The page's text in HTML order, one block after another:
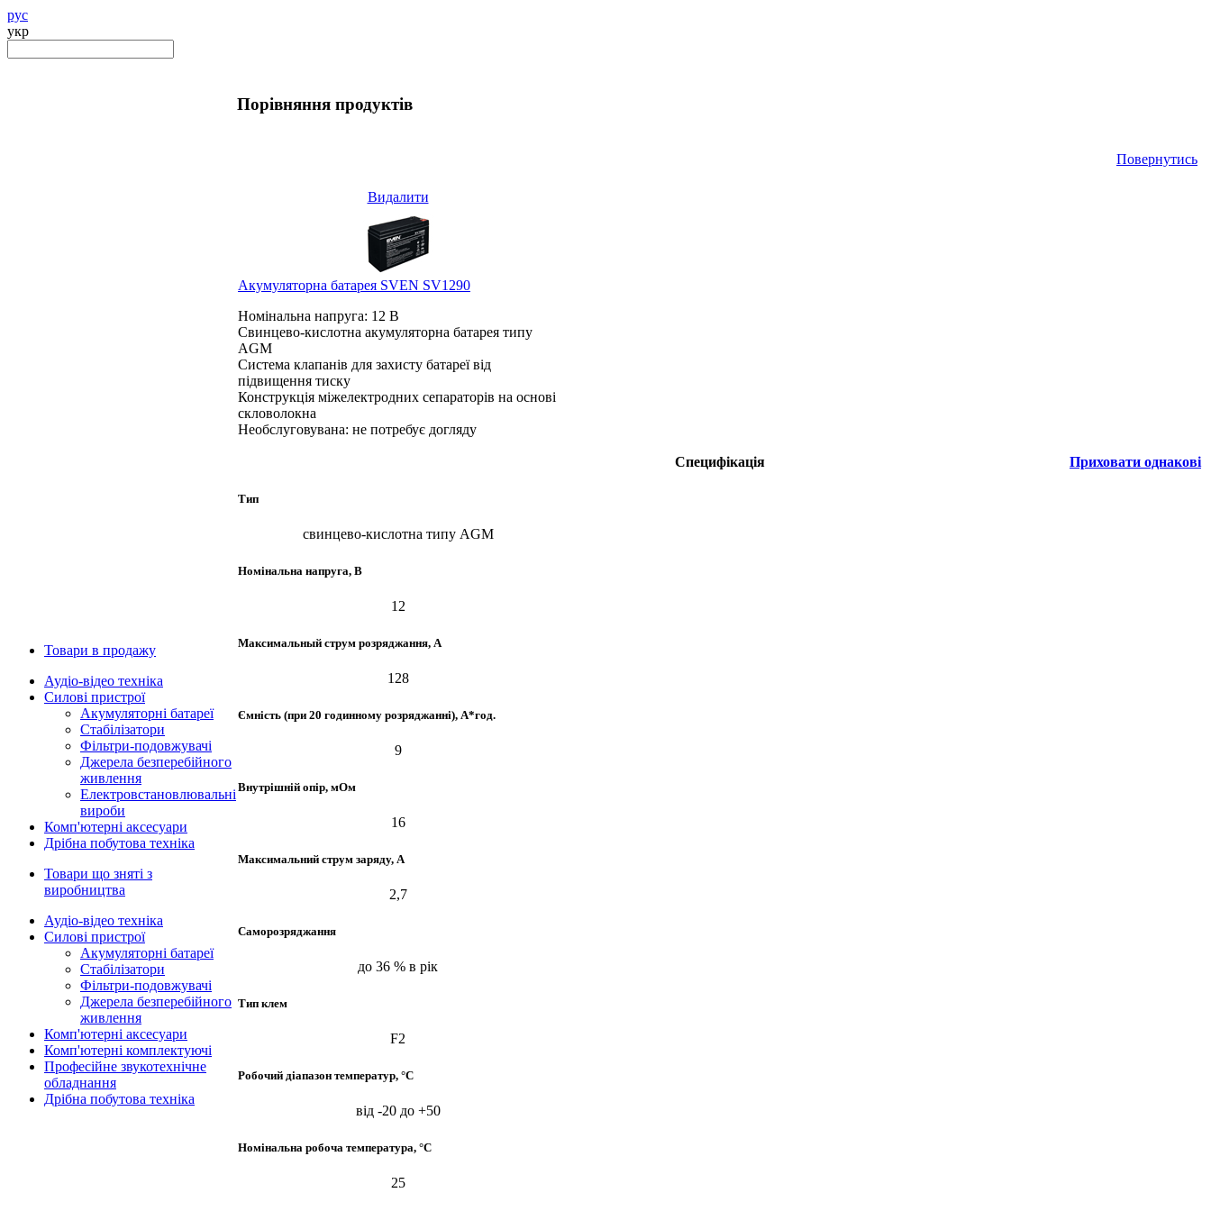
рус
укр
Товари в продажу
Аудіо-відео техніка
Силові пристрої
Акумуляторні батареї
Стабілізатори
Фільтри-подовжувачі
Джерела безперебійного
живлення
Електровстановлювальні
вироби
Комп'ютерні аксесуари
Дрібна побутова техніка
Товари що зняті з
виробництва
Аудіо-відео техніка
Силові пристрої
Акумуляторні батареї
Стабілізатори
Фільтри-подовжувачі
Джерела безперебійного
живлення
Комп'ютерні аксесуари
Комп'ютерні комплектуючі
Професійне звукотехнічне
обладнання
Дрібна побутова техніка
Порівняння продуктів
Повернутись
Видалити
Акумуляторна батарея SVEN SV1290
Номінальна напруга: 12 В
Свинцево-кислотна акумуляторна батарея типу
AGM
Система клапанів для захисту батареї від
підвищення тиску
Конструкція міжелектродних сепараторів на основі
скловолокна
Необслуговувана: не потребує догляду
Специфікація Приховати однакові
Тип
свинцево-кислотна типу AGM
Номінальна напруга, В
12
Максимальный струм розряджання, А
128
Ємність (при 20 годинному розряджанні), А*год.
9
Внутрішній опір, мОм
16
Максимальний струм заряду, А
2,7
Саморозряджання
до 36 % в рік
Тип клем
F2
Робочий діапазон температур, °C
від -20 до +50
Номінальна робоча температура, °C
25